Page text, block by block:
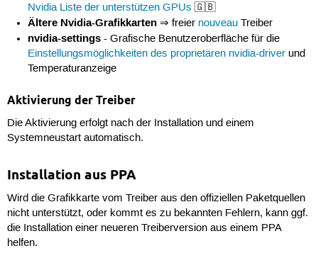
Nvidia Liste der unterstützen GPUs 🇬🇧
Ältere Nvidia-Grafikkarten ⇒ freier nouveau Treiber
nvidia-settings - Grafische Benutzeroberfläche für die
Einstellungsmöglichkeiten des proprietären nvidia-driver und
Temperaturanzeige
Aktivierung der Treiber
Die Aktivierung erfolgt nach der Installation und einem
Systemneustart automatisch.
Installation aus PPA
Wird die Grafikkarte vom Treiber aus den offiziellen Paketquellen
nicht unterstützt, oder kommt es zu bekannten Fehlern, kann ggf.
die Installation einer neueren Treiberversion aus einem PPA
helfen.